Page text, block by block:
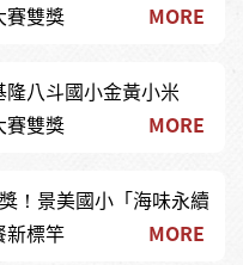
賽雙獎
MORE
八斗國小金黃小米
賽雙獎
MORE
！景美國小「海味永續
標竿
MORE